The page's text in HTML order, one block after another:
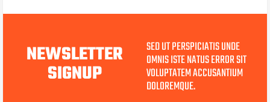
NEWSLETTER
SIGNUP
SED UT PERSPICIATIS UNDE
OMNIS ISTE NATUS ERROR SIT
VOLUPTATEM ACCUSANTIUM
DOLOREMQUE.